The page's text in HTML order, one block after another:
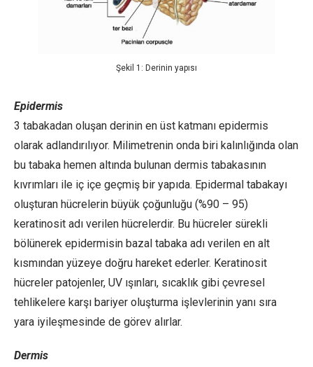
Şekil 1: Derinin yapısı
Epidermis
3 tabakadan oluşan derinin en üst katmanı epidermis
olarak adlandırılıyor. Milimetrenin onda biri kalınlığında olan
bu tabaka hemen altında bulunan dermis tabakasının
kıvrımları ile iç içe geçmiş bir yapıda. Epidermal tabakayı
oluşturan hücrelerin büyük çoğunluğu (%90 – 95)
keratinosit adı verilen hücrelerdir. Bu hücreler sürekli
bölünerek epidermisin bazal tabaka adı verilen en alt
kısmından yüzeye doğru hareket ederler. Keratinosit
hücreler patojenler, UV ışınları, sıcaklık gibi çevresel
tehlikelere karşı bariyer oluşturma işlevlerinin yanı sıra
yara iyileşmesinde de görev alırlar.
Dermis